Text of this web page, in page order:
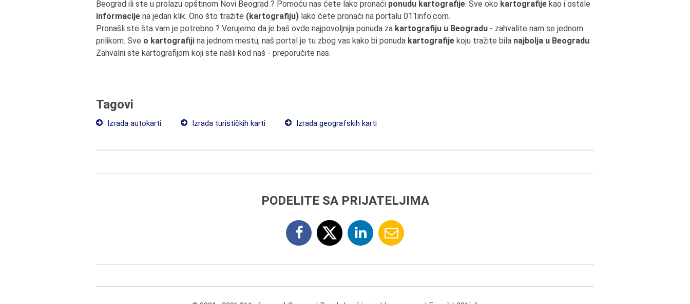
Beograd ili ste u prolazu opštinom Novi Beograd ? Pomoću nas ćete lako pronaći ponudu kartografije. Sve oko kartografije kao i ostale
informacije na jedan klik. Ono što tražite (kartografiju) lako ćete pronaći na portalu 011info.com.
Pronašli ste šta vam je potrebno ? Verujemo da je baš ovde najpovoljnija ponuda za kartografiju u Beogradu - zahvalite nam se jednom
prilikom. Sve o kartografiji na jednom mestu, naš portal je tu zbog vas kako bi ponuda kartografije koju tražite bila najbolja u Beogradu.
Zahvalni ste kartografijom koji ste našli kod naš - preporučite nas.
Tagovi
Izrada autokarti Izrada turističkih karti Izrada geografskih karti
PODELITE SA PRIJATELJIMA